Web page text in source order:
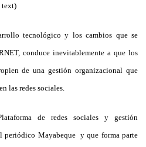
text)
tecnológico y los cambios que se
conduce inevitablemente a que los
de una gestión organizacional que
las redes sociales.
de redes sociales y gestión
periódico Mayabeque y que forma parte